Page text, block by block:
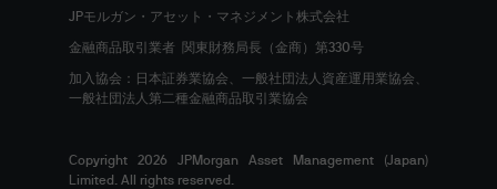
JPモルガン・アセット・マネジメント株式会社
金融商品取引業者 関東財務局長（金商）第330号
加入協会：日本証券業協会、一般社団法人資産運用業協会、
一般社団法人第二種金融商品取引業協会
Copyright 2026 JPMorgan Asset Management (Japan)
Limited. All rights reserved.